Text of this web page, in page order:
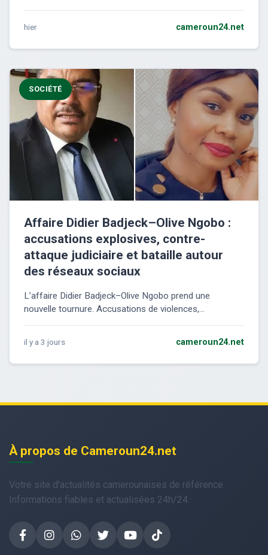
hier cameroun24.net
SOCIÉTÉ
Affaire Didier Badjeck–Olive Ngobo :
accusations explosives, contre-
attaque judiciaire et bataille autour
des réseaux sociaux
L’affaire Didier Badjeck–Olive Ngobo prend une
nouvelle tournure. Accusations de violences,...
il y a 3 jours cameroun24.net
À propos de Cameroun24.net
Votre site d'actualités camerounaises de référence.
Informations fiables et actualisées 24h/24.